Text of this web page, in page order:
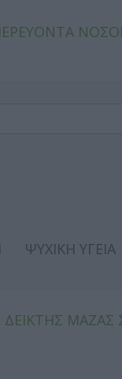
ΨΥΧΙΚΗ ΥΓΕΙΑ
ΔΕΙΚΤΗΣ